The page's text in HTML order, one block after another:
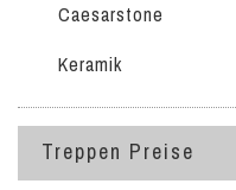
Caesarstone
Keramik
Treppen Preise